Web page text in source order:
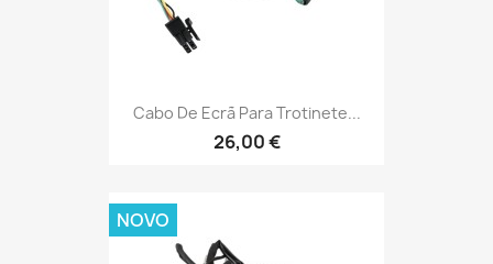
Cabo De Ecrã Para Trotinete...
26,00 €
NOVO